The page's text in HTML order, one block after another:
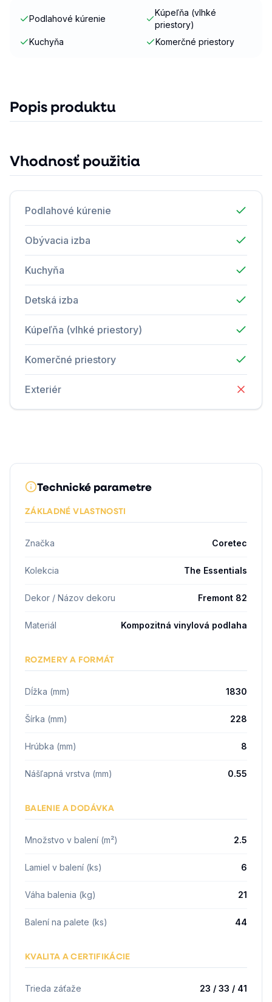
Podlahové kúrenie
Kúpeľňa (vlhké
priestory)
Kuchyňa
Komerčné priestory
Popis produktu
Vhodnosť použitia
Podlahové kúrenie
Obývacia izba
Kuchyňa
Detská izba
Kúpeľňa (vlhké priestory)
Komerčné priestory
Exteriér
Technické parametre
ZÁKLADNÉ VLASTNOSTI
Značka Coretec
Kolekcia The Essentials
Dekor / Názov dekoru Fremont 82
Materiál Kompozitná vinylová podlaha
ROZMERY A FORMÁT
Dĺžka (mm) 1830
Šírka (mm) 228
Hrúbka (mm) 8
Nášľapná vrstva (mm) 0.55
BALENIE A DODÁVKA
Množstvo v balení (m²) 2.5
Lamiel v balení (ks) 6
Váha balenia (kg) 21
Balení na palete (ks) 44
KVALITA A CERTIFIKÁCIE
Trieda záťaže 23 / 33 / 41